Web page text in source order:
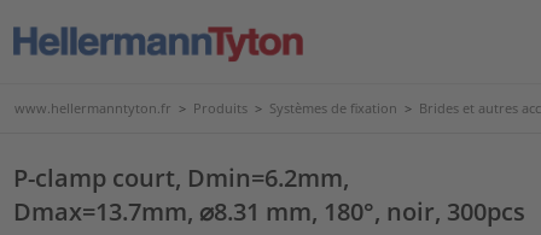
www.hellermanntyton.fr > Produits > Systèmes de fixation > Brides et autres
P-clamp court, Dmin=6.2mm,
Dmax=13.7mm, ⌀8.31 mm, 180°, noir, 300pcs